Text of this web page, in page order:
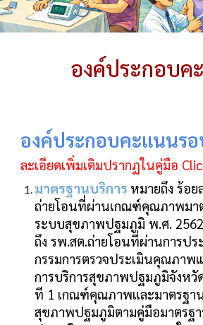
องค์ประกอบค
องค์ประกอบคะแนนร
ละเอียดเพิ่มเติมปรากฏในคู่มือ
มาตรฐานบริการ หมายถึง ร้อ
ถ่ายโอนที่ผ่านเกณฑ์คุณภาพมา
ระบบสุขภาพปฐมภูมิ พ.ศ.
ถึง รพ.สต.ถ่ายโอนที่ผ่านการป
กรรมการตรวจประเมินคุณภาพ
การบริการสุขภาพปฐมภูมิจังหวั
ที 1 เกณฑ์คุณภาพและมาตรฐา
สุขภาพปฐมภูมิตามคู่มือมาตรฐ